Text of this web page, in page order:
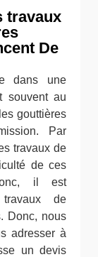
travaux
De
dans une
souvent au
gouttières
Par
travaux de
de ces
il est
de
Donc, nous
adresser à
un devis